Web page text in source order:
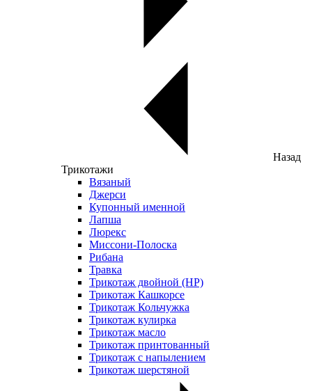
Назад
Трикотажи
Вязаный
Джерси
Купонный именной
Лапша
Люрекс
Миссони-Полоска
Рибана
Травка
Трикотаж двойной (НР)
Трикотаж Кашкорсе
Трикотаж Кольчужка
Трикотаж кулирка
Трикотаж масло
Трикотаж принтованный
Трикотаж с напылением
Трикотаж шерстяной